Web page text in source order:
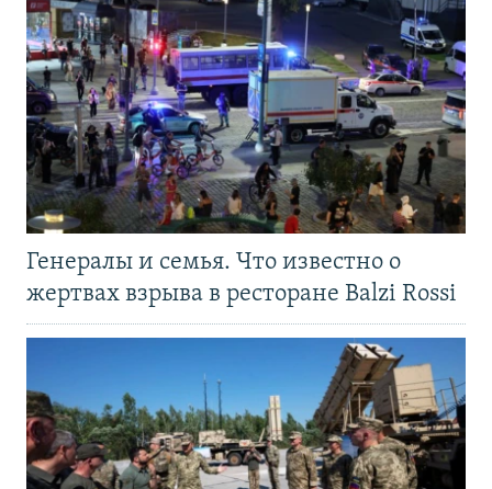
Генералы и семья. Что известно о
жертвах взрыва в ресторане Balzi Rossi